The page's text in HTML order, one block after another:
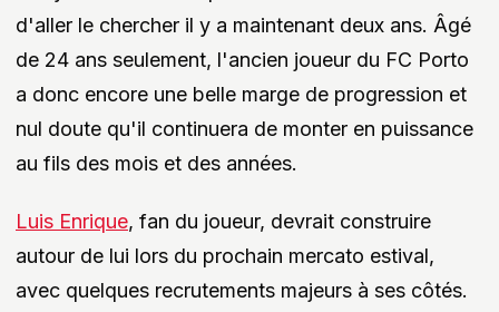
d'aller le chercher il y a maintenant deux ans. Âgé
de 24 ans seulement, l'ancien joueur du FC Porto
a donc encore une belle marge de progression et
nul doute qu'il continuera de monter en puissance
au fils des mois et des années.
Luis Enrique, fan du joueur, devrait construire
autour de lui lors du prochain mercato estival,
avec quelques recrutements majeurs à ses côtés.